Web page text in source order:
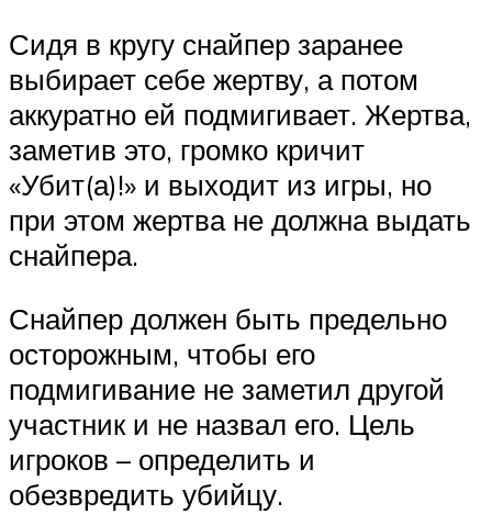
Сидя в кругу снайпер заранее
выбирает себе жертву, а потом
аккуратно ей подмигивает. Жертва,
заметив это, громко кричит
«Убит(а)!» и выходит из игры, но
при этом жертва не должна выдать
снайпера.
Снайпер должен быть предельно
осторожным, чтобы его
подмигивание не заметил другой
участник и не назвал его. Цель
игроков – определить и
обезвредить убийцу.